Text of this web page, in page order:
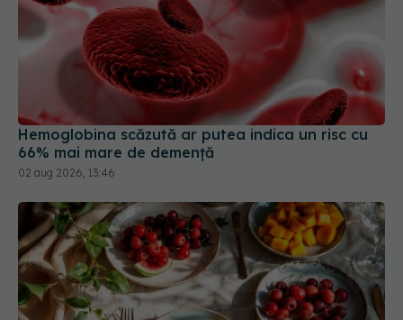
Hemoglobina scăzută ar putea indica un risc cu
66% mai mare de demență
02 aug 2026, 13:46